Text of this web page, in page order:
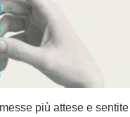
più attese e sentite